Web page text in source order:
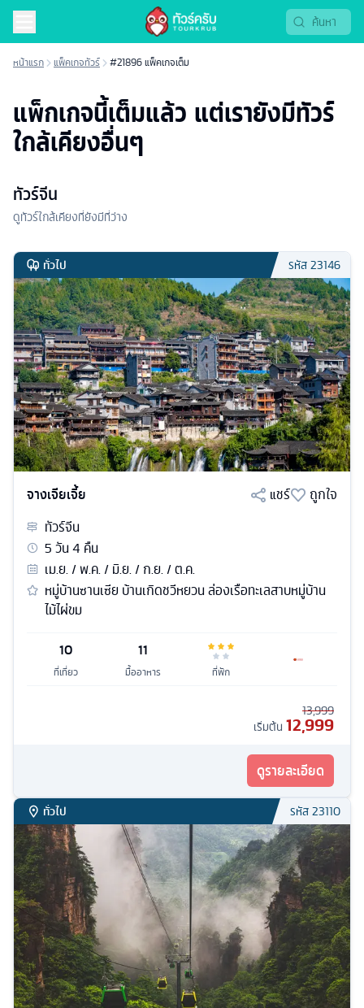
หน้าแรก แพ็คเกจทัวร์ #21896 แพ็คเกจเต็ม
แพ็กเกจนี้เต็มแล้ว แต่เรายังมีทัวร์
ใกล้เคียงอื่นๆ
ทัวร์จีน
ดูทัวร์ใกล้เคียงที่ยังมีที่ว่าง
ทั่วไป รหัส23146
จางเจียเจี้ย แชร์
ถูกใจ
ทัวร์จีน
5วัน4 คืน
เม.ย. / พ.ค. / มิ.ย. / ก.ย. / ต.ค.
หมู่บ้านซานเซีย บ้านเกิดชวีหยวน ล่องเรือทะเลสาบหมู่บ้าน
ไม้ไผ่ขม
10
ที่เที่ยว
11
มื้ออาหาร ที่พัก
13,999
เริ่มต้น 12,999
ดูรายละเอียด
ทั่วไป รหัส23110